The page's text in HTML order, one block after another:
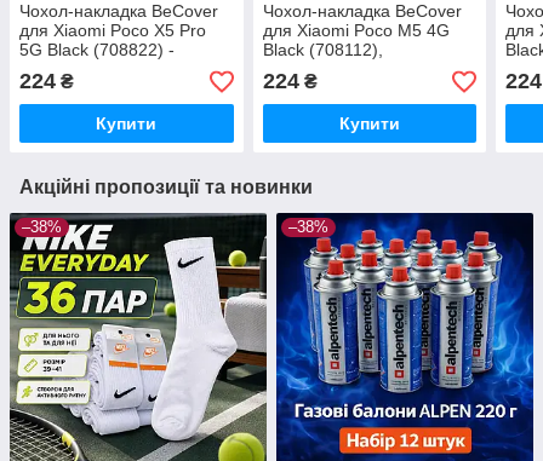
Чохол-накладка BeCover
для Xiaomi Poco X5 Pro
5G Black (708822) -
силіконовий, чорний,
форм-фактор накладка
224 ₴
Купити
Чохол-накладка BeCover
для Xiaomi Poco M5 4G
Black (708112),
силіконовий, чорний,
форм-фактор накладка
224₴
Купити
для
224
Акційні пропозиції та новинки
–38% –38%